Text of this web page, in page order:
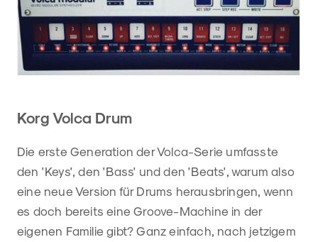
Korg Volca Drum
Die erste Generation der Volca-Serie umfasste
den 'Keys', den 'Bass' und den 'Beats', warum also
eine neue Version für Drums herausbringen, wenn
es doch bereits eine Groove-Machine in der
eigenen Familie gibt? Ganz einfach, nach jetzigem